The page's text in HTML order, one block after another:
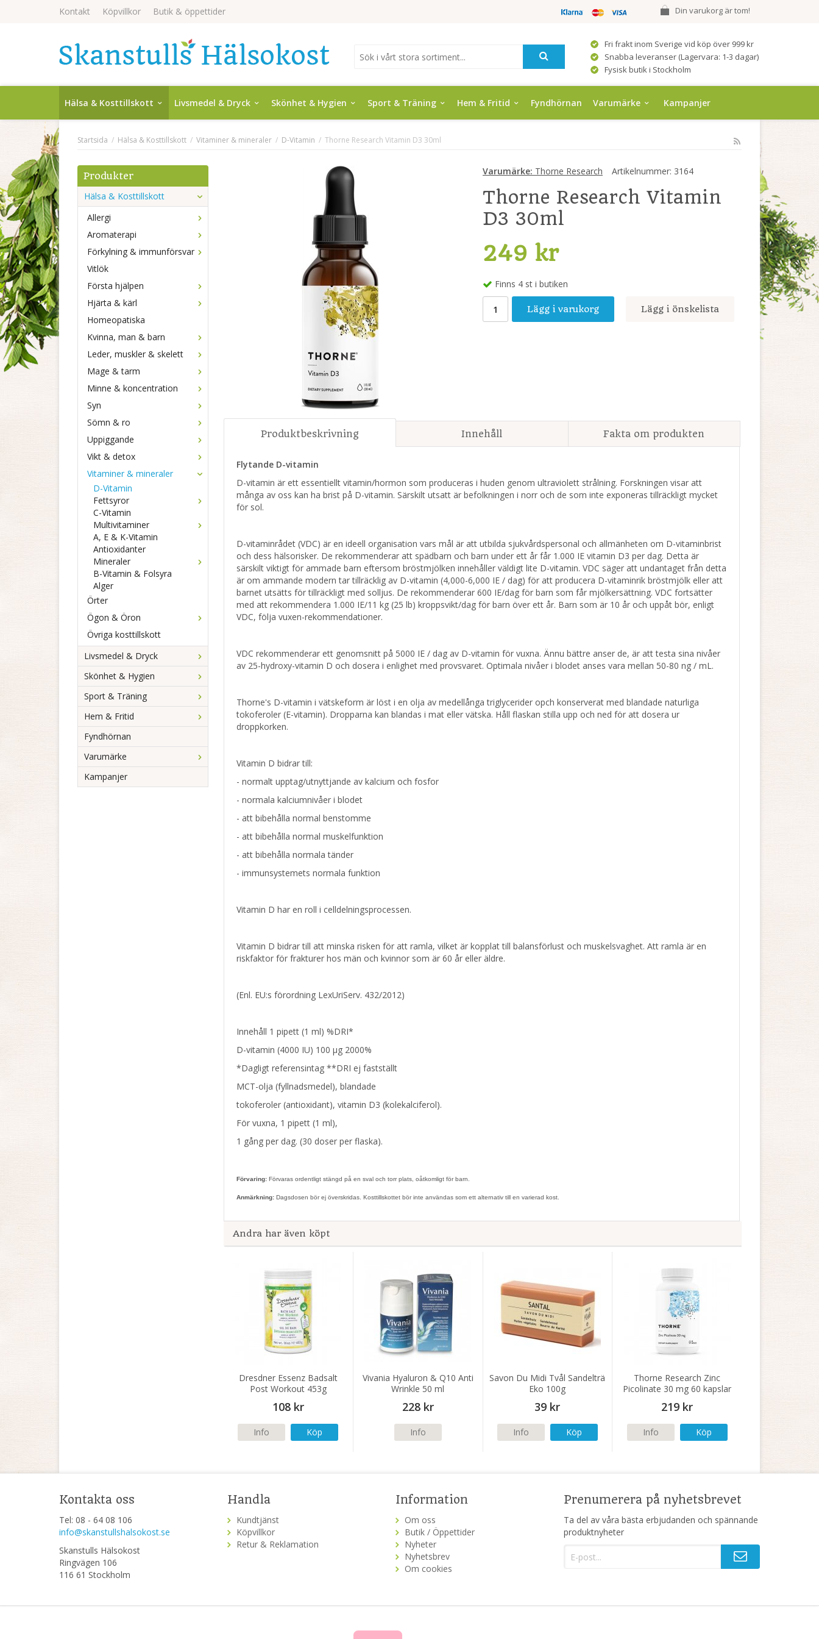
Kontakt Köpvillkor Butik & öppettider Din varukorg är tom!
Fri frakt inom Sverige vid köp över 999 kr
Snabba leveranser (Lagervara: 1-3 dagar)
Fysisk butik i Stockholm
Hälsa & Kosttillskott Livsmedel & Dryck Skönhet & Hygien Sport & Träning Hem & Fritid Fyndhörnan Varumärke Kampanjer
Startsida / Hälsa & Kosttillskott / Vitaminer & mineraler / D-Vitamin / Thorne Research Vitamin D3 30ml
Produkter
Hälsa & Kosttillskott
Allergi
Aromaterapi
Förkylning & immunförsvar
Vitlök
Första hjälpen
Hjärta & kärl
Homeopatiska
Kvinna, man & barn
Leder, muskler & skelett
Mage & tarm
Minne & koncentration
Syn
Sömn & ro
Uppiggande
Vikt & detox
Vitaminer & mineraler
D-Vitamin
Fettsyror
C-Vitamin
Multivitaminer
A, E & K-Vitamin
Antioxidanter
Mineraler
B-Vitamin & Folsyra
Alger
Örter
Ögon & Öron
Övriga kosttillskott
Livsmedel & Dryck
Skönhet & Hygien
Sport & Träning
Hem & Fritid
Fyndhörnan
Varumärke
Kampanjer
Varumärke: Thorne Research Artikelnummer: 3164
Thorne Research Vitamin
D3 30ml
249 kr
Finns 4 st i butiken
Lägg i varukorg Lägg i önskelista
Produktbeskrivning Innehåll Fakta om produkten
Flytande D-vitamin
D-vitamin är ett essentiellt vitamin/hormon som produceras i huden genom ultraviolett strålning. Forskningen visar att
många av oss kan ha brist på D-vitamin. Särskilt utsatt är befolkningen i norr och de som inte exponeras tillräckligt mycket
för sol.
D-vitaminrådet (VDC) är en ideell organisation vars mål är att utbilda sjukvårdspersonal och allmänheten om D-vitaminbrist
och dess hälsorisker. De rekommenderar att spädbarn och barn under ett år får 1.000 IE vitamin D3 per dag. Detta är
särskilt viktigt för ammade barn eftersom bröstmjölken innehåller väldigt lite D-vitamin. VDC säger att undantaget från detta
är om ammande modern tar tillräcklig av D-vitamin (4,000-6,000 IE / dag) för att producera D-vitaminrik bröstmjölk eller att
barnet utsätts för tillräckligt med solljus. De rekommenderar 600 IE/dag för barn som får mjölkersättning. VDC fortsätter
med att rekommendera 1.000 IE/11 kg (25 lb) kroppsvikt/dag för barn över ett år. Barn som är 10 år och uppåt bör, enligt
VDC, följa vuxen-rekommendationer.
VDC rekommenderar ett genomsnitt på 5000 IE / dag av D-vitamin för vuxna. Ännu bättre anser de, är att testa sina nivåer
av 25-hydroxy-vitamin D och dosera i enlighet med provsvaret. Optimala nivåer i blodet anses vara mellan 50-80 ng / mL.
Thorne's D-vitamin i vätskeform är löst i en olja av medellånga triglycerider opch konserverat med blandade naturliga
tokoferoler (E-vitamin). Dropparna kan blandas i mat eller vätska. Håll flaskan stilla upp och ned för att dosera ur
droppkorken.
Vitamin D bidrar till:
- normalt upptag/utnyttjande av kalcium och fosfor
- normala kalciumnivåer i blodet
- att bibehålla normal benstomme
- att bibehålla normal muskelfunktion
- att bibehålla normala tänder
- immunsystemets normala funktion
Vitamin D har en roll i celldelningsprocessen.
Vitamin D bidrar till att minska risken för att ramla, vilket är kopplat till balansförlust och muskelsvaghet. Att ramla är en
riskfaktor för frakturer hos män och kvinnor som är 60 år eller äldre.
(Enl. EU:s förordning LexUriServ. 432/2012)
Innehåll 1 pipett (1 ml) %DRI*
D-vitamin (4000 IU) 100 μg 2000%
*Dagligt referensintag **DRI ej fastställt
MCT-olja (fyllnadsmedel), blandade
tokoferoler (antioxidant), vitamin D3 (kolekalciferol).
För vuxna, 1 pipett (1 ml),
1 gång per dag. (30 doser per flaska).
Förvaring: Förvaras ordentligt stängd på en sval och torr plats, oåtkomligt för barn.
Anmärkning: Dagsdosen bör ej överskridas. Kosttillskottet bör inte användas som ett alternativ till en varierad kost.
Andra har även köpt
Dresdner Essenz Badsalt
Post Workout 453g
108 kr
Info Köp
Vivania Hyaluron & Q10 Anti
Wrinkle 50 ml
228 kr
Info
Savon Du Midi Tvål Sandelträ
Eko 100g
39 kr
Info Köp
Thorne Research Zinc
Picolinate 30 mg 60 kapslar
219 kr
Info Köp
Kontakta oss
Tel: 08 - 64 08 106
info@skanstullshalsokost.se
Skanstulls Hälsokost
Ringvägen 106
116 61 Stockholm
Handla
Kundtjänst
Köpvillkor
Retur & Reklamation
Information
Om oss
Butik / Öppettider
Nyheter
Nyhetsbrev
Om cookies
Prenumerera på nyhetsbrevet
Ta del av våra bästa erbjudanden och spännande
produktnyheter